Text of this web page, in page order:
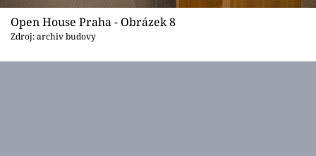
Open House Praha - Obrázek 8
Zdroj: archiv budovy